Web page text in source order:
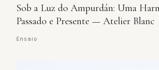
Sob a Luz do Ampurdán: Uma
Passado e Presente — Atelier Blanc
Ensaio